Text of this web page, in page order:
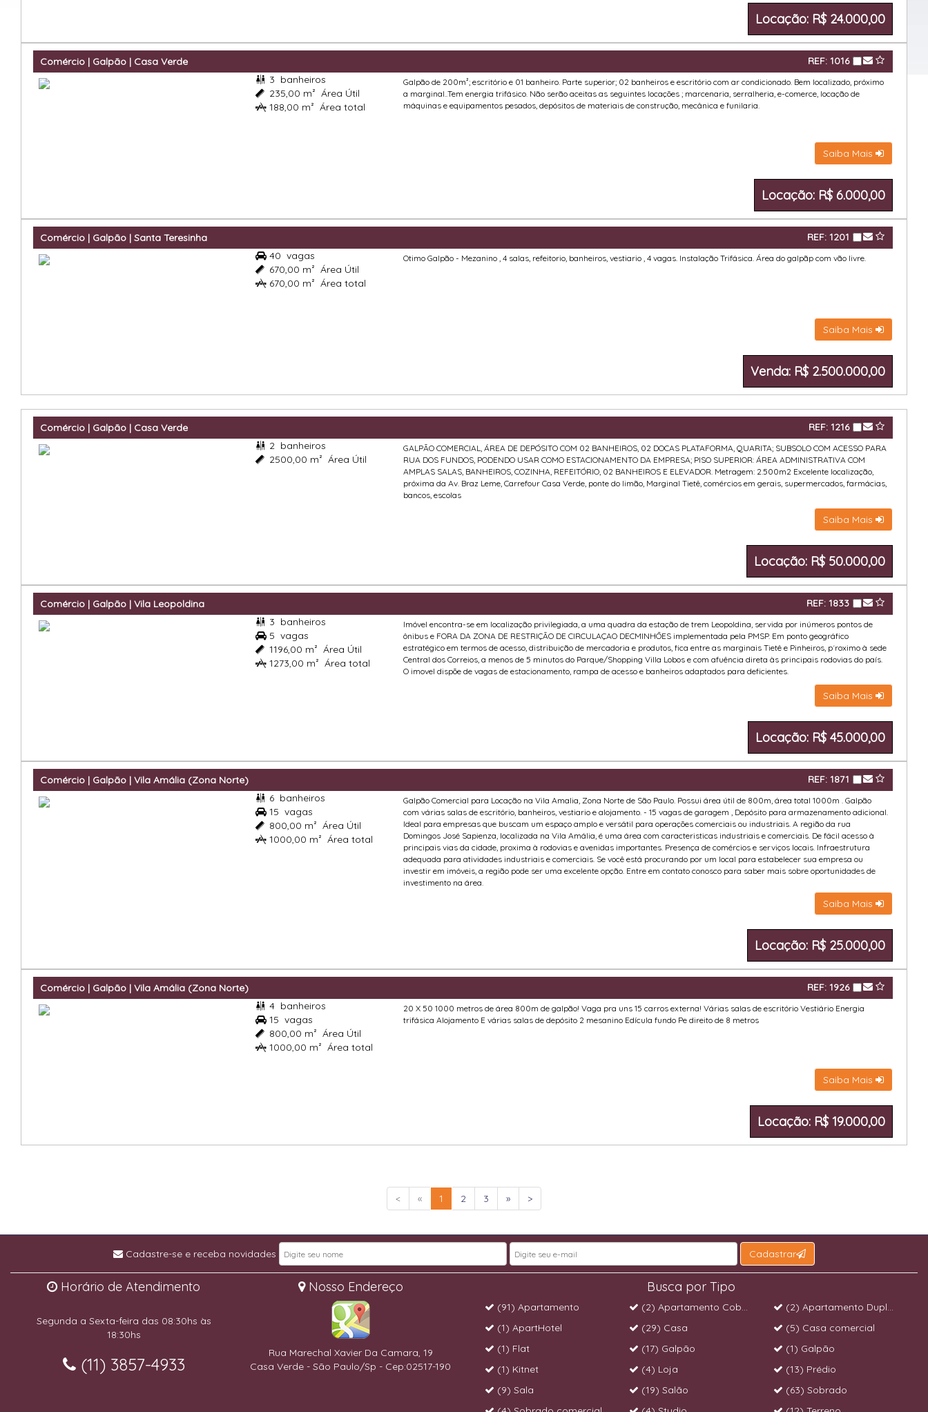
Locação: R$ 24.000,00
Comércio | Galpão | Casa Verde REF: 1016
 3 banheiros
 235,00 m² Área Útil
 188,00 m² Área total
Galpão de 200m²; escritório e 01 banheiro. Parte superior; 02 banheiros e escritório com ar condicionado. Bem localizado, próximo
a marginal..Tem energia trifásico. Não serão aceitas as seguintes locações ; marcenaria, serralheria, e-comerce, locação de
máquinas e equipamentos pesados, depósitos de materiais de construção, mecânica e funilaria.
Saiba Mais
Locação: R$ 6.000,00
Comércio | Galpão | Santa Teresinha REF: 1201
 40 vagas
 670,00 m² Área Útil
 670,00 m² Área total
Otimo Galpão - Mezanino , 4 salas, refeitorio, banheiros, vestiario , 4 vagas. Instalação Trifásica. Área do galpãp com vão livre.
Saiba Mais
Venda: R$ 2.500.000,00
Comércio | Galpão | Casa Verde REF: 1216
 2 banheiros
 2500,00 m² Área Útil
GALPÃO COMERCIAL, ÁREA DE DEPÓSITO COM 02 BANHEIROS, 02 DOCAS PLATAFORMA, QUARITA; SUBSOLO COM ACESSO PARA
RUA DOS FUNDOS, PODENDO USAR COMO ESTACIONAMENTO DA EMPRESA; PISO SUPERIOR: ÁREA ADMINISTRATIVA COM
AMPLAS SALAS, BANHEIROS, COZINHA, REFEITÓRIO, 02 BANHEIROS E ELEVADOR. Metragem: 2.500m2 Excelente localização,
próxima da Av. Braz Leme, Carrefour Casa Verde, ponte do limão, Marginal Tietê, comércios em gerais, supermercados, farmácias,
bancos, escolas
Saiba Mais
Locação: R$ 50.000,00
Comércio | Galpão | Vila Leopoldina REF: 1833
 3 banheiros
 5 vagas
 1196,00 m² Área Útil
 1273,00 m² Área total
Imóvel encontra-se em localização privilegiada, a uma quadra da estação de trem Leopoldina, servida por inúmeros pontos de
ônibus e FORA DA ZONA DE RESTRIÇÃO DE CIRCULAÇAO DECMINHÕES implementada pela PMSP. Em ponto geográfico
estratégico em termos de acesso, distribuição de mercadoria e produtos, fica entre as marginais Tietê e Pinheiros, p´roximo à sede
Central dos Correios, a menos de 5 minutos do Parque/Shopping Villa Lobos e com afuência direta às principais rodovias do país.
O imovel dispõe de vagas de estacionamento, rampa de acesso e banheiros adaptados para deficientes.
Saiba Mais
Locação: R$ 45.000,00
Comércio | Galpão | Vila Amália (Zona Norte) REF: 1871
 6 banheiros
 15 vagas
 800,00 m² Área Útil
 1000,00 m² Área total
Galpão Comercial para Locação na Vila Amalia, Zona Norte de São Paulo. Possui área útil de 800m, área total 1000m . Galpão
com várias salas de escritório, banheiros, vestiario e alojamento. - 15 vagas de garagem , Depósito para armazenamento adicional.
Ideal para empresas que buscam um espaço amplo e versátil para operações comerciais ou industriais. A região da rua
Domingos José Sapienza, localizada na Vila Amália, é uma área com caracteristicas industriais e comerciais. De fácil acesso à
principais vias da cidade, proxima à rodovias e avenidas importantes. Presença de comércios e serviços locais. Infraestrutura
adequada para atividades industriais e comerciais. Se você está procurando por um local para estabelecer sua empresa ou
investir em imóveis, a região pode ser uma excelente opção. Entre em contato conosco para saber mais sobre oportunidades de
investimento na área.
Saiba Mais
Locação: R$ 25.000,00
Comércio | Galpão | Vila Amália (Zona Norte) REF: 1926
 4 banheiros
 15 vagas
 800,00 m² Área Útil
 1000,00 m² Área total
20 X 50 1000 metros de área 800m de galpão! Vaga pra uns 15 carros externa! Várias salas de escritório Vestiário Energia
trifásica Alojamento E várias salas de depósito 2 mesanino Edícula fundo Pe direito de 8 metros
Saiba Mais
Locação: R$ 19.000,00
< « 1 2 3 » >
Cadastre-se e receba novidades Cadastrar
Horário de Atendimento
Segunda a Sexta-feira das 08:30hs às
18:30hs
(11) 3857-4933
Nosso Endereço
Rua Marechal Xavier Da Camara, 19
Casa Verde - São Paulo/Sp - Cep:02517-190
Busca por Tipo
(91) Apartamento (2) Apartamento Cobertura
(2) Apartamento Duplex
(1) ApartHotel
(29) Casa
(5) Casa comercial
(1) Flat
(17) Galpão
(1) Galpão
(1) Kitnet
(4) Loja
(13) Prédio
(9) Sala
(19) Salão
(63) Sobrado